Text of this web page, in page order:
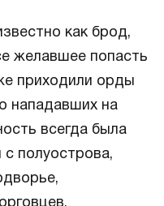
как брод,
желавшее попасть
приходили орды
нападавших на
всегда была
полуострова,